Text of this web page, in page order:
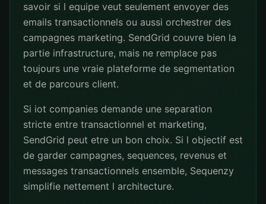
savoir si l equipe veut seulement envoyer des
emails transactionnels ou aussi orchestrer des
campagnes marketing. SendGrid couvre bien la
partie infrastructure, mais ne remplace pas
toujours une vraie plateforme de segmentation
et de parcours client.
Si iot companies demande une separation
stricte entre transactionnel et marketing,
SendGrid peut etre un bon choix. Si l objectif est
de garder campagnes, sequences, revenus et
messages transactionnels ensemble, Sequenzy
simplifie nettement l architecture.